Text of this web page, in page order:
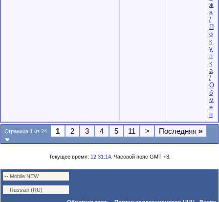
ж
а
/
П
о
к
у
п
к
а
/
О
б
м
е
н
Страница 1 из 24 1 2 3 4 5 11 > Последняя »
Текущее время: 12:31:14. Часовой пояс GMT +3.